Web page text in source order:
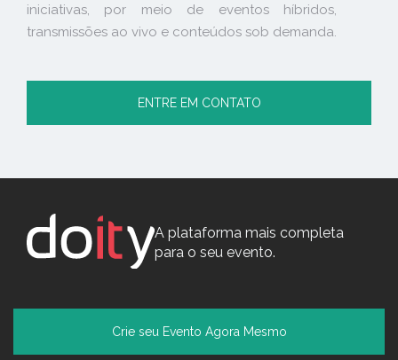
iniciativas, por meio de eventos híbridos,
transmissões ao vivo e conteúdos sob demanda.
ENTRE EM CONTATO
A plataforma mais completa
para o seu evento.
Crie seu Evento Agora Mesmo